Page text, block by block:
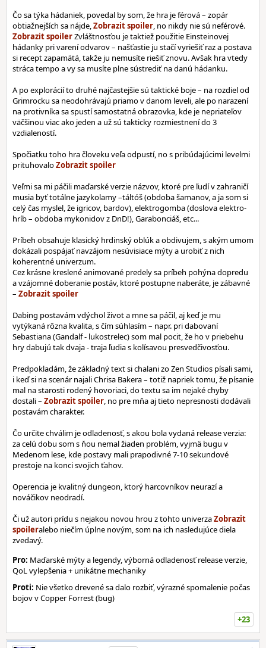
Čo sa týka hádaniek, povedal by som, že hra je férová – zopár
obtiažnejších sa nájde,
, no nikdy nie sú neférové.
Zvláštnosťou je taktiež použitie Einsteinovej
hádanky pri varení odvarov – našťastie ju stačí vyriešiť raz a postava
si recept zapamätá, takže ju nemusíte riešiť znovu. Avšak hra vtedy
stráca tempo a vy sa musíte plne sústrediť na danú hádanku.
A po explorácií to druhé najčastejšie sú taktické boje – na rozdiel od
Grimrocku sa neodohrávajú priamo v danom leveli, ale po narazení
na protivníka sa spustí samostatná obrazovka, kde je nepriateľov
väčšinou viac ako jeden a už sú takticky rozmiestnení do 3
vzdialeností.
Spočiatku toho hra človeku veľa odpustí, no s pribúdajúcimi levelmi
prituhovalo
Veľmi sa mi páčili maďarské verzie názvov, ktoré pre ľudí v zahraničí
musia byť totálne jazykolamy –táltóš (obdoba šamanov, a ja som si
celý čas myslel, že igricov, bardov), elektrogomba (doslova elektro-
hríb – obdoba mykonidov z DnD!), Garabonciáš, etc...
Príbeh obsahuje klasický hrdinský oblúk a obdivujem, s akým umom
dokázali pospájať navzájom nesúvisiace mýty a urobiť z nich
koherentné univerzum.
Cez krásne kreslené animované predely sa príbeh pohýna dopredu
a vzájomné doberanie postáv, ktoré postupne naberáte, je zábavné
–
Dabing postavám vdýchol život a mne sa páčil, aj keď je mu
vytýkaná rôzna kvalita, s čím súhlasím – napr. pri dabovaní
Sebastiana (Gandalf - lukostrelec) som mal pocit, že ho v priebehu
hry dabujú tak dvaja - traja ľudia s kolísavou presvedčivosťou.
Predpokladám, že základný text si chalani zo Zen Studios písali sami,
i keď si na scenár najali Chrisa Bakera – totiž napriek tomu, že písanie
mal na starosti rodený hovoriaci, do textu sa im nejaké chyby
dostali –
, no pre mňa aj tieto nepresnosti dodávali
postavám charakter.
Čo určite chválim je odladenosť, s akou bola vydaná release verzia:
za celú dobu som s ňou nemal žiaden problém, vyjmä bugu v
Medenom lese, kde postavy mali prapodivné 7-10 sekundové
prestoje na konci svojich ťahov.
Operencia je kvalitný dungeon, ktorý harcovníkov neurazí a
nováčikov neodradí.
Či už autori prídu s nejakou novou hrou z tohto univerza
alebo niečím úplne novým, som na ich nasledujúce diela
zvedavý.
Pro: Maďarské mýty a legendy, výborná odladenosť release verzie,
QoL vylepšenia + unikátne mechaniky
Proti: Nie všetko drevené sa dalo rozbiť, výrazné spomalenie počas
bojov v Copper Forrest (bug)
+23